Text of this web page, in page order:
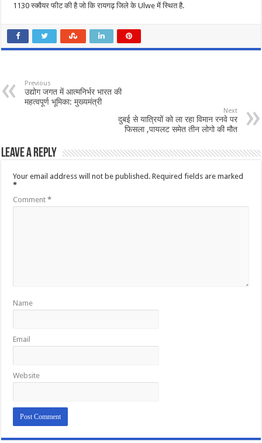
1130 स्क्वैयर फीट की है जो कि रायगढ़ जिले के Ulwe में स्थित है.
Previous
उद्योग जगत में आत्मनिर्भर भारत की
महत्वपूर्ण भूमिका: मुख्यमंत्री
Next
दुबई से यात्रियों को ला रहा विमान रनवे पर
फिसला ,पायलट समेत तीन लोगो की मौत
Leave a Reply
Your email address will not be published. Required fields are marked
*
Comment*
Name
Email
Website